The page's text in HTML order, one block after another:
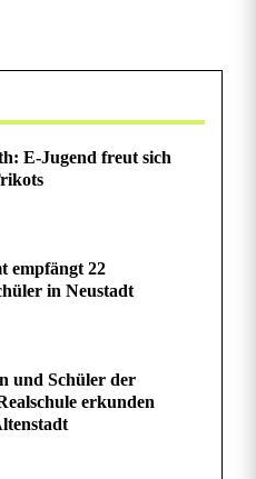
E-Jugend freut sich
empfängt 22
in Neustadt
und Schüler der
erkunden